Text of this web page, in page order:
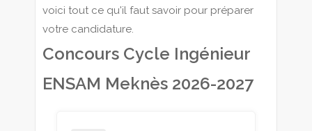
voici tout ce qu'il faut savoir pour préparer
votre candidature.
Concours Cycle Ingénieur
ENSAM Meknès 2026-2027